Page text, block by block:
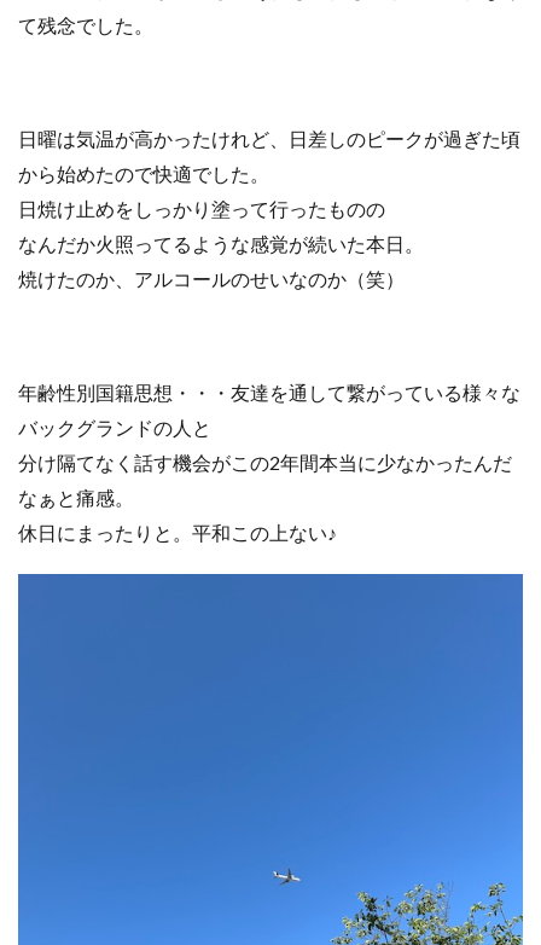
て残念でした。
日曜は気温が高かったけれど、日差しのピークが過ぎた頃
から始めたので快適でした。
日焼け止めをしっかり塗って行ったものの
なんだか火照ってるような感覚が続いた本日。
焼けたのか、アルコールのせいなのか（笑）
年齢性別国籍思想・・・友達を通して繋がっている様々な
バックグランドの人と
分け隔てなく話す機会がこの2年間本当に少なかったんだ
なぁと痛感。
休日にまったりと。平和この上ない♪